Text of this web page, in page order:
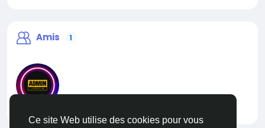
Ce site Web utilise des cookies pour vous
Amis 1
liveadmin